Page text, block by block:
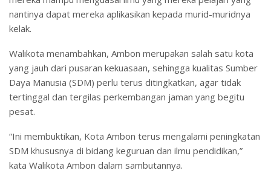
nantinya dapat mereka aplikasikan kepada murid-muridnya
kelak.
Walikota menambahkan, Ambon merupakan salah satu kota
yang jauh dari pusaran kekuasaan, sehingga kualitas Sumber
Daya Manusia (SDM) perlu terus ditingkatkan, agar tidak
tertinggal dan tergilas perkembangan jaman yang begitu
pesat.
“Ini membuktikan, Kota Ambon terus mengalami peningkatan
SDM khususnya di bidang keguruan dan ilmu pendidikan,”
kata Walikota Ambon dalam sambutannya.